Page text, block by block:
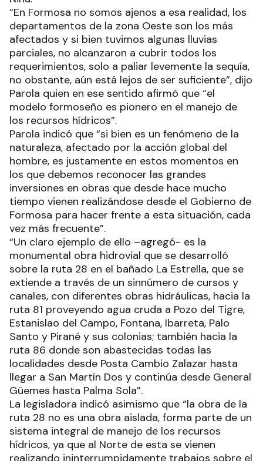
“En Formosa no somos ajenos a esa realidad, los
departamentos de la zona Oeste son los más
afectados y si bien tuvimos algunas lluvias
parciales, no alcanzaron a cubrir todos los
requerimientos, solo a paliar levemente la sequía,
no obstante, aún está lejos de ser suficiente”, dijo
Parola quien en ese sentido afirmó que “el
modelo formoseño es pionero en el manejo de
los recursos hídricos”.
Parola indicó que “si bien es un fenómeno de la
naturaleza, afectado por la acción global del
hombre, es justamente en estos momentos en
los que debemos reconocer las grandes
inversiones en obras que desde hace mucho
tiempo vienen realizándose desde el Gobierno de
Formosa para hacer frente a esta situación, cada
vez más frecuente”.
“Un claro ejemplo de ello –agregó- es la
monumental obra hidrovial que se desarrolló
sobre la ruta 28 en el bañado La Estrella, que se
extiende a través de un sinnúmero de cursos y
canales, con diferentes obras hidráulicas, hacia la
ruta 81 proveyendo agua cruda a Pozo del Tigre,
Estanislao del Campo, Fontana, Ibarreta, Palo
Santo y Pirané y sus colonias; también hacia la
ruta 86 donde son abastecidas todas las
localidades desde Posta Cambio Zalazar hasta
llegar a San Martín Dos y continúa desde General
Güemes hasta Palma Sola”.
La legisladora indicó asimismo que “la obra de la
ruta 28 no es una obra aislada, forma parte de un
sistema integral de manejo de los recursos
hídricos, ya que al Norte de esta se vienen
realizando ininterrumpidamente trabajos sobre el